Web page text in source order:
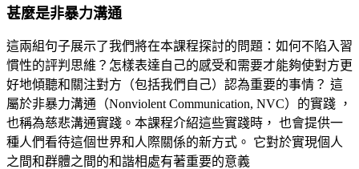
甚麼是非暴力溝通
這兩組句子展示了我們將在本課程探討的問題：如何不陷入習
慣性的評判思維？怎樣表達自己的感受和需要才能夠使對方更
好地傾聽和關注對方（包括我們自己）認為重要的事情？ 這
屬於非暴力溝通（Nonviolent Communication, NVC）的實踐 ，
也稱為慈悲溝通實踐。本課程介紹這些實踐時， 也會提供一
種人們看待這個世界和人際關係的新方式。 它對於實現個人
之間和群體之間的和諧相處有著重要的意義